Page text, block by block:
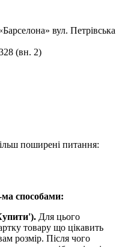
вул. Петрівська
(вн. 2)
поширені питання:
способами:
Для цього
товару що цікавить
розмір. Після чого